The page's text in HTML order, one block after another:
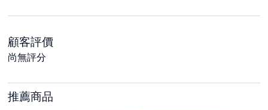
顧客評價
尚無評分
推薦商品